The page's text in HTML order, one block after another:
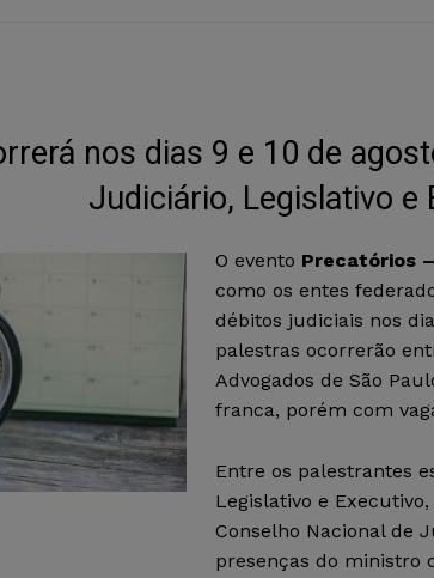
nos dias 9 e 10 de
Judiciário, Legislativo e
O evento Precatórios
como os entes
débitos judiciais nos
palestras ocorrerão
Advogados de São
franca, porém com
Entre os palestrantes
Legislativo e
Conselho Nacional de
presenças do ministro